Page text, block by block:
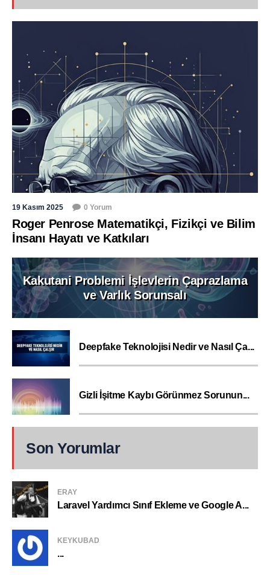
19 Kasım 2025 0 Yorum
Roger Penrose Matematikçi, Fizikçi ve Bilim
İnsanı Hayatı ve Katkıları
Kakutani Problemi İşlevlerin Çaprazlama
ve Varlık Sorunsalı
Deepfake Teknolojisi Nedir ve Nasıl Ça...
Gizli İşitme Kaybı Görünmez Sorunun...
Son Yorumlar
ERAY
Laravel Yardımcı Sınıf Ekleme ve Google A...
KEYKUBAD
...